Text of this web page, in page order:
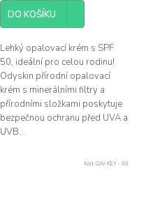
DO KOŠÍKU
Lehký opalovací krém s SPF
50, ideální pro celou rodinu!
Odyskin přírodní opalovací
krém s minerálními filtry a
přírodními složkami poskytuje
bezpečnou ochranu před UVA a
UVB...
Kód: GW-KEY - 00